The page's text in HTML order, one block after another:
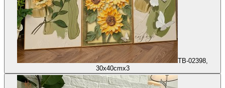
TB-02398,
30x40cmx3